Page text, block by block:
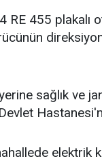
RE 455 plakalı
sağlık ve
elektrik